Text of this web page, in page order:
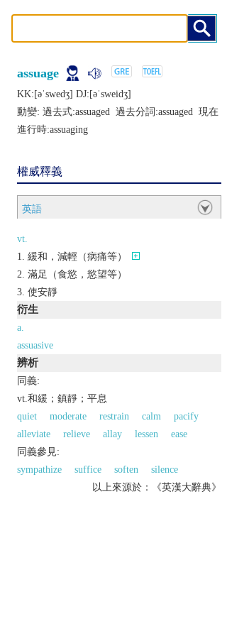
assuage
KK:[ǝˈswеdʒ] DJ:[ǝˈswеidʒ]
動變: 過去式:assuaged 過去分詞:assuaged 現在
進行時:assuaging
權威釋義
英語
vt.
緩和，減輕（病痛等）
滿足（食慾，慾望等）
使安靜
衍生
a.
assuasive
辨析
同義:
vt.和緩；鎮靜；平息
quiet
moderate restrain calm
pacify
alleviate
relieve allay lessen
ease
同義參見:
sympathize
suffice soften
silence
以上來源於：《英漢大辭典》